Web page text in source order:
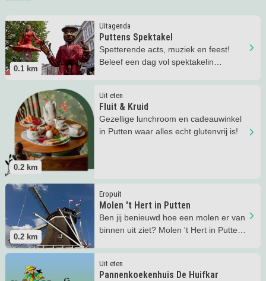
0.1 km
Uitagenda
Puttens Spektakel
Spetterende acts, muziek en feest!
Beleef een dag vol spektakelin
Lees meer Puttens Spektakel
0.2 km
Uit eten
Fluit & Kruid
Gezellige lunchroom en cadeauwinkel
in Putten waar alles echt glutenvrij is!
Lees meer Fluit &amp; Kruid
0.2 km
Eropuit
Molen 't Hert in Putten
Ben jij benieuwd hoe een molen er van
binnen uit ziet? Molen 't Hert in Putten
Lees meer Molen 't Hert in Putten
Uit eten
Pannenkoekenhuis De Huifkar
Pannenkoekenhuis De Huifkar